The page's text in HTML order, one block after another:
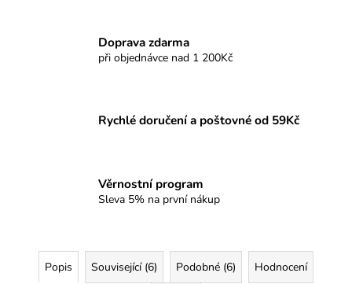
Doprava zdarma
při objednávce nad 1 200Kč
Rychlé doručení a poštovné od 59Kč
Věrnostní program
Sleva 5% na první nákup
Popis Související (6) Podobné (6) Hodnocení